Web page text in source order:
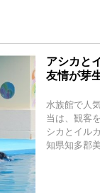
アシカと
友情が芽
水族館で人
当は、観客
シカとイル
知県知多郡